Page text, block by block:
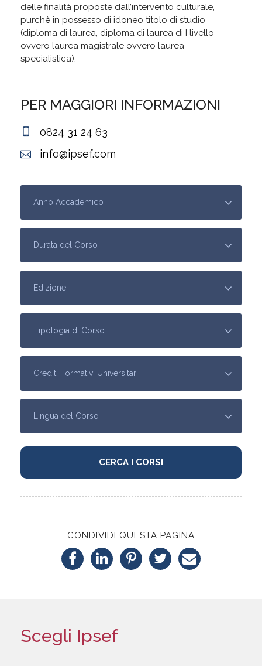
delle finalità proposte dall’intervento culturale,
purchè in possesso di idoneo titolo di studio
(diploma di laurea, diploma di laurea di I livello
ovvero laurea magistrale ovvero laurea
specialistica).
PER MAGGIORI INFORMAZIONI
0824 31 24 63
info@ipsef.com
CONDIVIDI QUESTA PAGINA
Scegli Ipsef